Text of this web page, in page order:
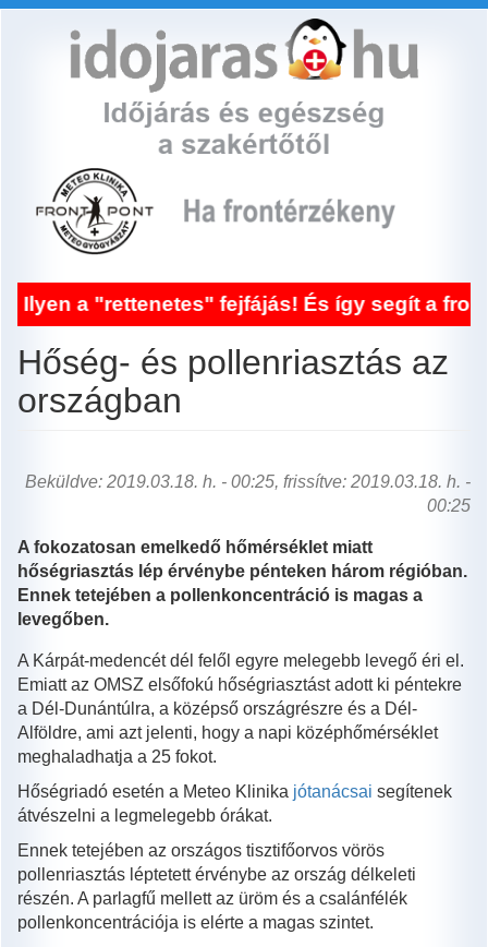
a "rettenetes" fejfájás! És így segít a
Hőség- és pollenriasztás az
országban
Beküldve: 2019.03.18. h. - 00:25, frissítve: 2019.03.18. h. -
00:25
A fokozatosan emelkedő hőmérséklet miatt
hőségriasztás lép érvénybe pénteken három régióban.
Ennek tetejében a pollenkoncentráció is magas a
levegőben.
A Kárpát-medencét dél felől egyre melegebb levegő éri el.
Emiatt az OMSZ elsőfokú hőségriasztást adott ki péntekre
a Dél-Dunántúlra, a középső országrészre és a Dél-
Alföldre, ami azt jelenti, hogy a napi középhőmérséklet
meghaladhatja a 25 fokot.
Hőségriadó esetén a Meteo Klinika jótanácsai segítenek
átvészelni a legmelegebb órákat.
Ennek tetejében az országos tisztifőorvos vörös
pollenriasztás léptetett érvénybe az ország délkeleti
részén. A parlagfű mellett az üröm és a csalánfélék
pollenkoncentrációja is elérte a magas szintet.